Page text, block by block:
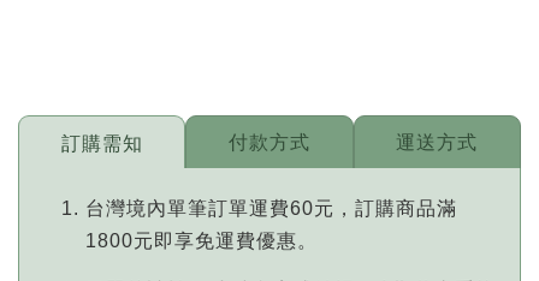
訂購需知
台灣境內單筆訂單運費60元，訂購商品滿
1800元即享免運費優惠。
付款方式 運送方式